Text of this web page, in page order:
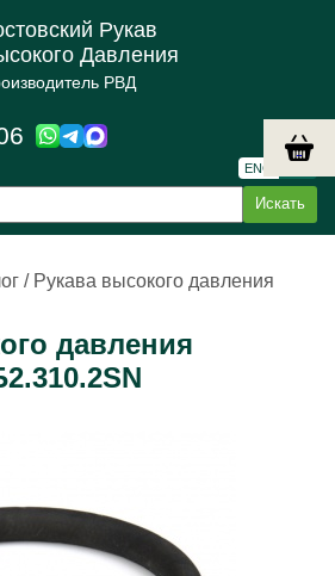
Рукав
Давления
РВД
ENG
/ Рукава высокого давления
давления